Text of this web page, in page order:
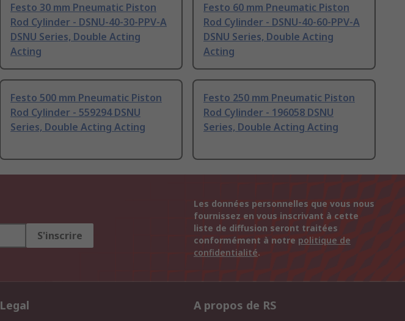
Festo 30 mm Pneumatic Piston
Rod Cylinder - DSNU-40-30-PPV-A
DSNU Series, Double Acting
Acting
Festo 60 mm Pneumatic Piston
Rod Cylinder - DSNU-40-60-PPV-A
DSNU Series, Double Acting
Acting
Festo 500 mm Pneumatic Piston
Rod Cylinder - 559294 DSNU
Series, Double Acting Acting
Festo 250 mm Pneumatic Piston
Rod Cylinder - 196058 DSNU
Series, Double Acting Acting
S'inscrire
Les données personnelles que vous nous
fournissez en vous inscrivant à cette
liste de diffusion seront traitées
conformément à notre politique de
confidentialité.
Legal A propos de RS